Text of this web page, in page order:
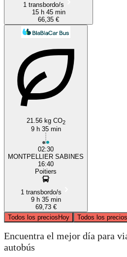
1 transbordo/s
15 h 45 min
66,35 €
21.56 kg CO2
9 h 35 min
02:30
MONTPELLIER SABINES
16:40
Poitiers
1 transbordo/s
9 h 35 min
69,73 €
Todos los preciosHoy Todos los precios
Encuentra el mejor día para
autobús